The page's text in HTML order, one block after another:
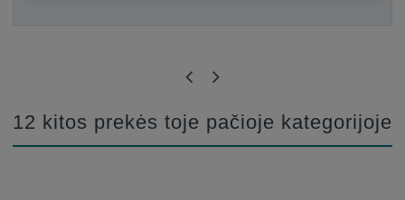
12 kitos prekės toje pačioje kategorijoje